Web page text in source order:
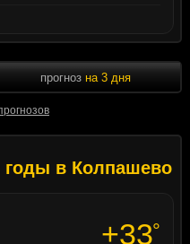
прогноз на 3 дня
в Колпашево
+33°